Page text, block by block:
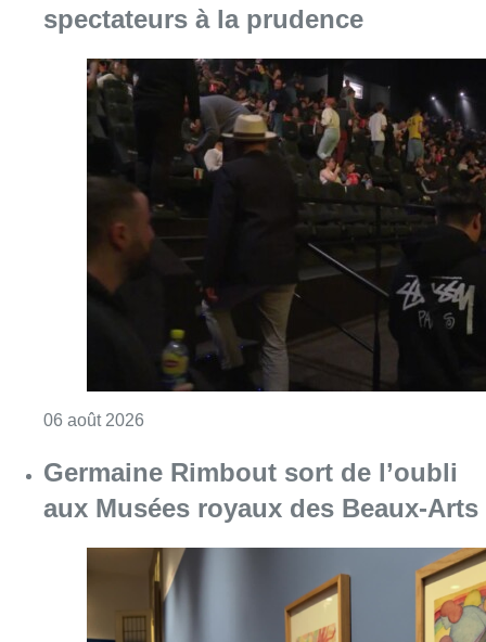
spectateurs à la prudence
06 août 2026
Germaine Rimbout sort de l’oubli
aux Musées royaux des Beaux-Arts